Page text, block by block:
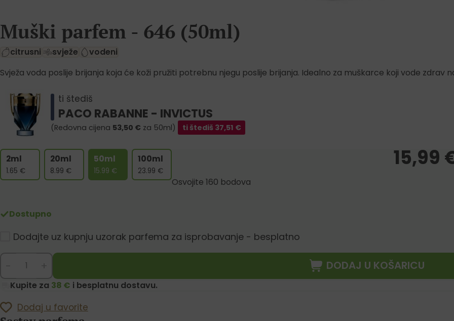
Muški parfem - 646 (50ml)
citrusni svježe
vodeni
Svježa voda poslije brijanja koja će koži pružiti potrebnu njegu poslije brijanja. Idealno za muškarce koji vode zdrav
ti štediš
PACO RABANNE - INVICTUS
(Redovna cijena 53,50 € za 50ml) ti štediš 37,51 €
2ml
1.65 €
20ml
8.99 €
50ml
15.99 €
100ml
23.99 €
15,99
Osvojite 160 bodova
Dostupno
Dodajte uz kupnju uzorak parfema za isprobavanje - besplatno
DODAJ U KOŠARICU
Kupite za 38 € i besplatnu dostavu.
Dodaj u favorite